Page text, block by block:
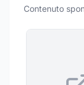
Contenuto